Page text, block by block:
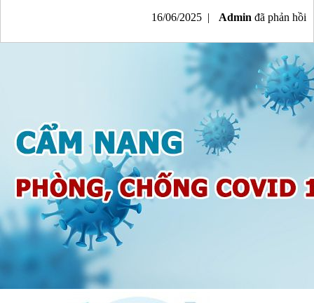
16/06/2025 |
Admin đã phản hồi